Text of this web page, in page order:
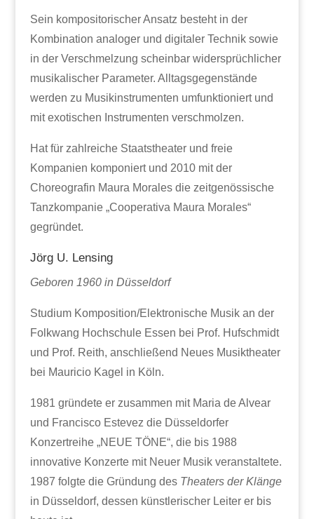
Sein kompositorischer Ansatz besteht in der
Kombination analoger und digitaler Technik sowie
in der Verschmelzung scheinbar widersprüchlicher
musikalischer Parameter. Alltagsgegenstände
werden zu Musikinstrumenten umfunktioniert und
mit exotischen Instrumenten verschmolzen.
Hat für zahlreiche Staatstheater und freie
Kompanien komponiert und 2010 mit der
Choreografin Maura Morales die zeitgenössische
Tanzkompanie „Cooperativa Maura Morales“
gegründet.
Jörg U. Lensing
Geboren 1960 in Düsseldorf
Studium Komposition/Elektronische Musik an der
Folkwang Hochschule Essen bei Prof. Hufschmidt
und Prof. Reith, anschließend Neues Musiktheater
bei Mauricio Kagel in Köln.
1981 gründete er zusammen mit Maria de Alvear
und Francisco Estevez die Düsseldorfer
Konzertreihe „NEUE TÖNE“, die bis 1988
innovative Konzerte mit Neuer Musik veranstaltete.
1987 folgte die Gründung des Theaters der Klänge
in Düsseldorf, dessen künstlerischer Leiter er bis